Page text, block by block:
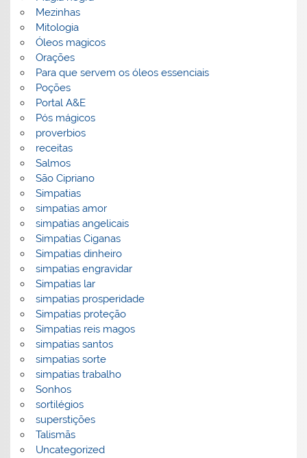
Mezinhas
Mitologia
Óleos magicos
Orações
Para que servem os óleos essenciais
Poções
Portal A&E
Pós mágicos
proverbios
receitas
Salmos
São Cipriano
Simpatias
simpatias amor
simpatias angelicais
Simpatias Ciganas
Simpatias dinheiro
simpatias engravidar
Simpatias lar
simpatias prosperidade
Simpatias proteção
Simpatias reis magos
simpatias santos
simpatias sorte
simpatias trabalho
Sonhos
sortilégios
superstições
Talismãs
Uncategorized